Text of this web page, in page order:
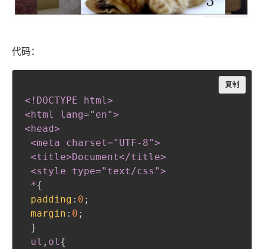
代码：
<!DOCTYPE html >
<html lang="en">
<head>
<meta charset="UTF-8">
<title>Document</title>
<style type="text/css">
*{
padding : 0 ;
margin : 0 ;
}
ul , ol {
复制
Copy